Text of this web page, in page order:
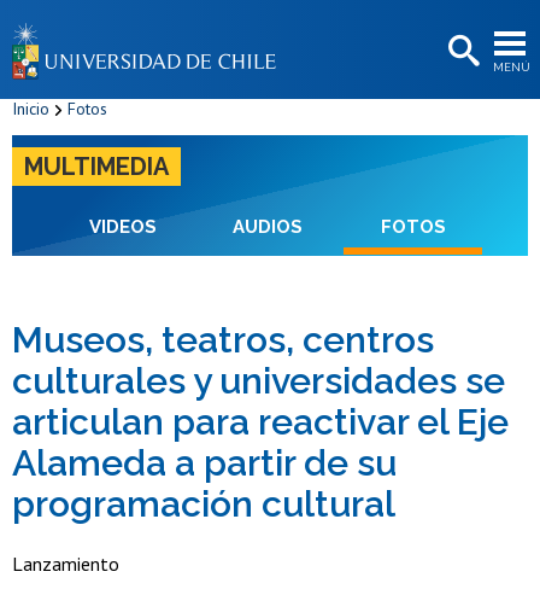
MENÚ
BIBLIOTECAS
Estudiantes
Egresadas/os
Inicio Fotos
MULTIMEDIA
VIDEOS AUDIOS FOTOS
Museos, teatros, centros
culturales y universidades se
articulan para reactivar el Eje
Alameda a partir de su
programación cultural
Lanzamiento